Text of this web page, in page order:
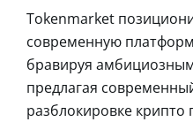
Tokenmarket
современную
бравируя
предлагая
разблокировке